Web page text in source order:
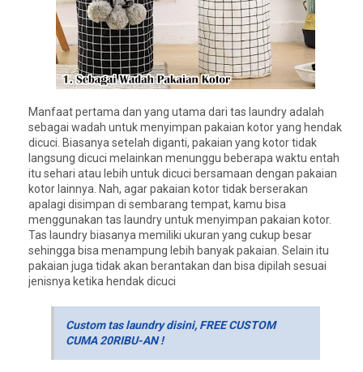
Manfaat pertama dan yang utama dari tas laundry adalah
sebagai wadah untuk menyimpan pakaian kotor yang hendak
dicuci. Biasanya setelah diganti, pakaian yang kotor tidak
langsung dicuci melainkan menunggu beberapa waktu entah
itu sehari atau lebih untuk dicuci bersamaan dengan pakaian
kotor lainnya. Nah, agar pakaian kotor tidak berserakan
apalagi disimpan di sembarang tempat, kamu bisa
menggunakan tas laundry untuk menyimpan pakaian kotor.
Tas laundry biasanya memiliki ukuran yang cukup besar
sehingga bisa menampung lebih banyak pakaian. Selain itu
pakaian juga tidak akan berantakan dan bisa dipilah sesuai
jenisnya ketika hendak dicuci
Custom tas laundry disini, FREE CUSTOM
CUMA 20RIBU-AN !